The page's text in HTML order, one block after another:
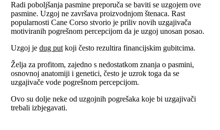
Radi poboljšanja pasmine preporuča se baviti se uzgojem ove
pasmine. Uzgoj ne završava proizvodnjom štenaca. Rast
popularnosti Cane Corso stvorio je priliv novih uzgajivača
motiviranih pogrešnom percepcijom da je uzgoj unosan posao.
Uzgoj je dug put koji često rezultira financijskim gubitcima.
Želja za profitom, zajedno s nedostatkom znanja o pasmini,
osnovnoj anatomiji i genetici, često je uzrok toga da se
uzgajivače vode pogrešnom percepcijom.
Ovo su dolje neke od uzgojnih pogrešaka koje bi uzgajivači
trebali izbjegavati.